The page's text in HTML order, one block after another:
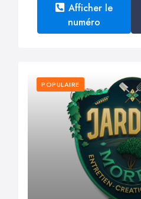
Afficher le
numéro
POPULAIRE